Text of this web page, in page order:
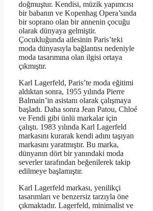
doğmuştur. Kendisi, müzik yapımcısı
bir babanın ve Kopenhag Opera’sında
bir soprano olan bir annenin çocuğu
olarak dünyaya gelmiştir.
Çocukluğunda ailesinin Paris’teki
moda dünyasıyla bağlantısı nedeniyle
moda tasarımına olan ilgisi ortaya
çıkmıştır.
Karl Lagerfeld, Paris’te moda eğitimi
aldıktan sonra, 1955 yılında Pierre
Balmain’in asistanı olarak çalışmaya
başladı. Daha sonra Jean Patou, Chloé
ve Fendi gibi ünlü markalar için
çalıştı. 1983 yılında Karl Lagerfeld
markasını kurarak kendi adını taşıyan
markasını yaratmıştır. Bu marka,
dünyanın dört bir yanındaki moda
severler tarafından beğenilerek takip
edilmeye başlamıştır.
Karl Lagerfeld markası, yenilikçi
tasarımları ve benzersiz tarzıyla öne
çıkmaktadır. Lagerfeld, minimalist ve